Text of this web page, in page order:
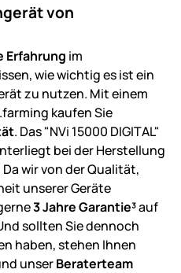
von
Erfahrung im
wie wichtig es ist ein
zu nutzen. Mit einem
kaufen Sie
. Das "NVi 15000 DIGITAL"
bei der Herstellung
wir von der Qualität,
unserer Geräte
3 Jahre Garantie³auf
sollten Sie dennoch
haben, stehen Ihnen
unserBeraterteam